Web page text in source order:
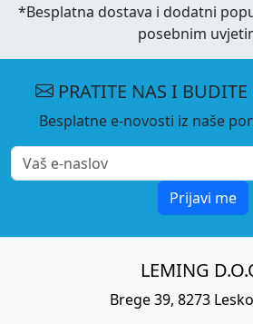
*Besplatna dostava i dodatni
posebnim
PRATITE NAS I BUDITE
Besplatne e-novosti iz naše
Prijavi me
LEMING
Brege 39, 8273